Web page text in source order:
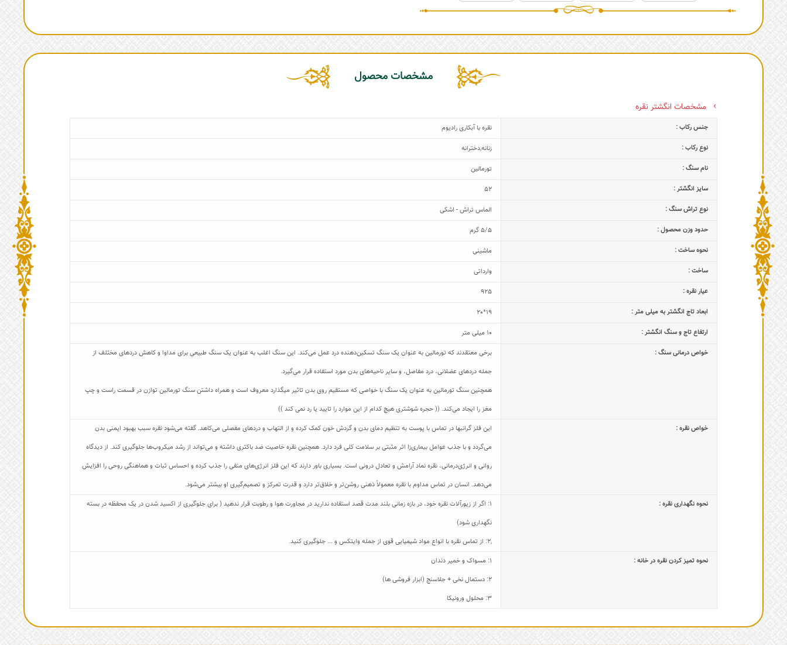
مشخصات محصول
مشخصات انگشتر نقره
جنس رکاب :
نقره با آبکاری رادیوم
نوع رکاب :
زنانه,دخترانه
نام سنگ :
تورمالین
سایز انگشتر :
52
نوع تراش سنگ :
الماس تراش - اشکی
حدود وزن محصول :
5/5 گرم
نحوه ساخت :
ماشینی
ساخت :
وارداتی
عیار نقره :
925
ابعاد تاج‌ انگشتر به میلی متر :
19*20
ارتفاع تاج و سنگ انگشتر :
10 میلی متر
خواص درمانی سنگ :
برخی معتقدند که تورمالین به عنوان یک سنگ تسکین‌دهنده درد عمل می‌کند. این سنگ اغلب به عنوان یک سنگ طبیعی برای مداوا و کاهش درد‌های مختلف از
جمله درد‌های عضلانی، درد مفاصل، و سایر ناحیه‌های بدن مورد استفاده قرار می‌گیرد.
همچنین سنگ تورمالین به عنوان یک سنگ با خواصی که مستقیم روی بدن تاثیر میگذارد معروف است و همراه داشتن سنگ تورمالین توازن در قسمت راست و چپ
مغز را ایجاد می‌کند. (( حجره شوشتری هیچ کدام از این موارد را تایید یا رد نمی کند ))
خواص نقره :
این فلز گرانبها در تماس با پوست به تنظیم دمای بدن و گردش خون کمک کرده و از التهاب و دردهای مفصلی می‌کاهد. گفته می‌شود نقره سبب بهبود ایمنی بدن
می‌گردد و با جذب عوامل بیماری‌زا اثر مثبتی بر سلامت کلی فرد دارد. همچنین نقره خاصیت ضد باکتری داشته و می‌تواند از رشد میکروب‌ها جلوگیری کند. از دیدگاه
روانی و انرژی‌درمانی، نقره نماد آرامش و تعادل درونی است. بسیاری باور دارند که این فلز انرژی‌های منفی را جذب کرده و احساس ثبات و هماهنگی روحی را افزایش
می‌دهد. انسان در تماس مداوم با نقره معمولاً ذهنی روشن‌تر و خلاق‌تر دارد و قدرت تمرکز و تصمیم‌گیری او بیشتر می‌شود.
نحوه نگهداری نقره :
1: اگر از زیورآلات نقره خود، در بازه زمانی بلند مدت قصد استفاده ندارید در مجاورت هوا و رطوبت قرار ندهید ( برای جلوگیری از اکسید شدن در یک محفظه در بسته
نگهداری شود)
,2: از تماس نقره با انواع مواد شیمیایی قوی از جمله وایتکس و ... جلوگیری کنید.
نحوه تمیز کردن نقره در خانه :
1: مسواک و خمیر دندان
2: دستمال نخی + جلاسنج (ابزار فروشی ها)
3: محلول ورونیکا